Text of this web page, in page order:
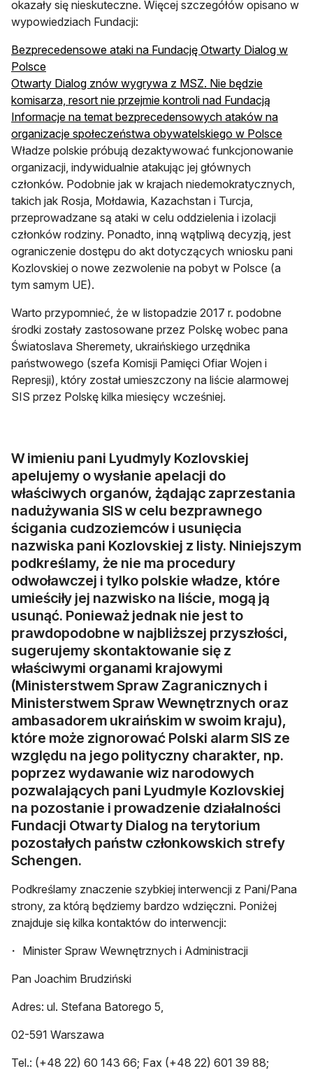
okazały się nieskuteczne. Więcej szczegółów opisano w
wypowiedziach Fundacji:
Bezprecedensowe ataki na Fundację Otwarty Dialog w
Polsce
Otwarty Dialog znów wygrywa z MSZ. Nie będzie
komisarza, resort nie przejmie kontroli nad Fundacją
Informacje na temat bezprecedensowych ataków na
organizacje społeczeństwa obywatelskiego w Polsce
Władze polskie próbują dezaktywować funkcjonowanie
organizacji, indywidualnie atakując jej głównych
członków. Podobnie jak w krajach niedemokratycznych,
takich jak Rosja, Mołdawia, Kazachstan i Turcja,
przeprowadzane są ataki w celu oddzielenia i izolacji
członków rodziny. Ponadto, inną wątpliwą decyzją, jest
ograniczenie dostępu do akt dotyczących wniosku pani
Kozlovskiej o nowe zezwolenie na pobyt w Polsce (a
tym samym UE).
Warto przypomnieć, że w listopadzie 2017 r. podobne
środki zostały zastosowane przez Polskę wobec pana
Światoslava Sheremety, ukraińskiego urzędnika
państwowego (szefa Komisji Pamięci Ofiar Wojen i
Represji), który został umieszczony na liście alarmowej
SIS przez Polskę kilka miesięcy wcześniej.
W imieniu pani Lyudmyly Kozlovskiej
apelujemy o wysłanie apelacji do
właściwych organów, żądając zaprzestania
nadużywania SIS w celu bezprawnego
ścigania cudzoziemców i usunięcia
nazwiska pani Kozlovskiej z listy. Niniejszym
podkreślamy, że nie ma procedury
odwoławczej i tylko polskie władze, które
umieściły jej nazwisko na liście, mogą ją
usunąć. Ponieważ jednak nie jest to
prawdopodobne w najbliższej przyszłości,
sugerujemy skontaktowanie się z
właściwymi organami krajowymi
(Ministerstwem Spraw Zagranicznych i
Ministerstwem Spraw Wewnętrznych oraz
ambasadorem ukraińskim w swoim kraju),
które może zignorować Polski alarm SIS ze
względu na jego polityczny charakter, np.
poprzez wydawanie wiz narodowych
pozwalających pani Lyudmyle Kozlovskiej
na pozostanie i prowadzenie działalności
Fundacji Otwarty Dialog na terytorium
pozostałych państw członkowskich strefy
Schengen.
Podkreślamy znaczenie szybkiej interwencji z Pani/Pana
strony, za którą będziemy bardzo wdzięczni. Poniżej
znajduje się kilka kontaktów do interwencji:
Minister Spraw Wewnętrznych i Administracji
Pan Joachim Brudziński
Adres: ul. Stefana Batorego 5,
02-591 Warszawa
Tel.: (+48 22) 60 143 66; Fax (+48 22) 601 39 88;